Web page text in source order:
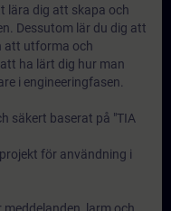
lära dig att skapa och
Dessutom lär du dig att
att utforma och
ha lärt dig hur man
i engineeringfasen.
säkert baserat på "TIA
för användning i